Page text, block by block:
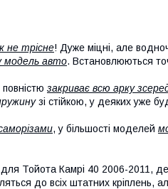
не трісне! Дуже міцні, але
модель авто. Встановлюються
закриває всю арку
зі стійкою, у деяких уже
, у більшості моделей
Тойота Камрі 40 2006-2011,
до всіх штатних кріплень,